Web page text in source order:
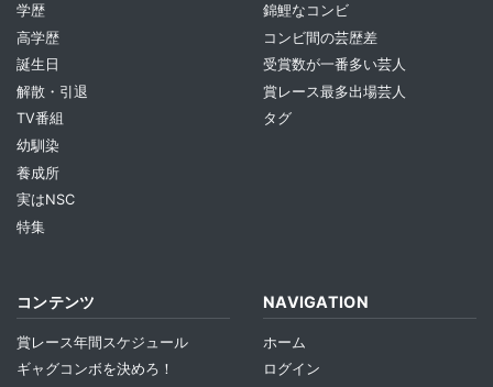
学歴
高学歴
誕生日
解散・引退
TV番組
幼馴染
養成所
実はNSC
特集
錦鯉なコンビ
コンビ間の芸歴差
受賞数が一番多い芸人
賞レース最多出場芸人
タグ
コンテンツ
賞レース年間スケジュール
ギャグコンボを決めろ！
NAVIGATION
ホーム
ログイン